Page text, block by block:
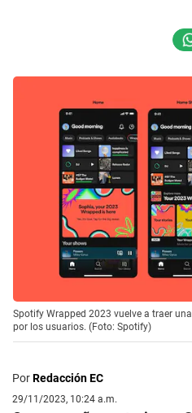
Spotify Wrapped 2023 vuelve a traer
por los usuarios. (Foto: Spotify)
PorRedacción EC
29/11/2023, 10:24 a.m.